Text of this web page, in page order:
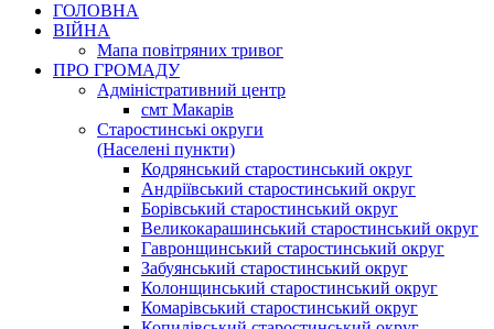
ГОЛОВНА
ВІЙНА
Мапа повітряних тривог
ПРО ГРОМАДУ
Aдміністративний центр
смт Макарів
Старостинські округи
(Населені пункти)
Кодрянський старостинський округ
Андріївський старостинський округ
Борівський старостинський округ
Великокарашинський старостинський округ
Гавронщинський старостинський округ
Забуянський старостинський округ
Колонщинський старостинський округ
Комарівський старостинський округ